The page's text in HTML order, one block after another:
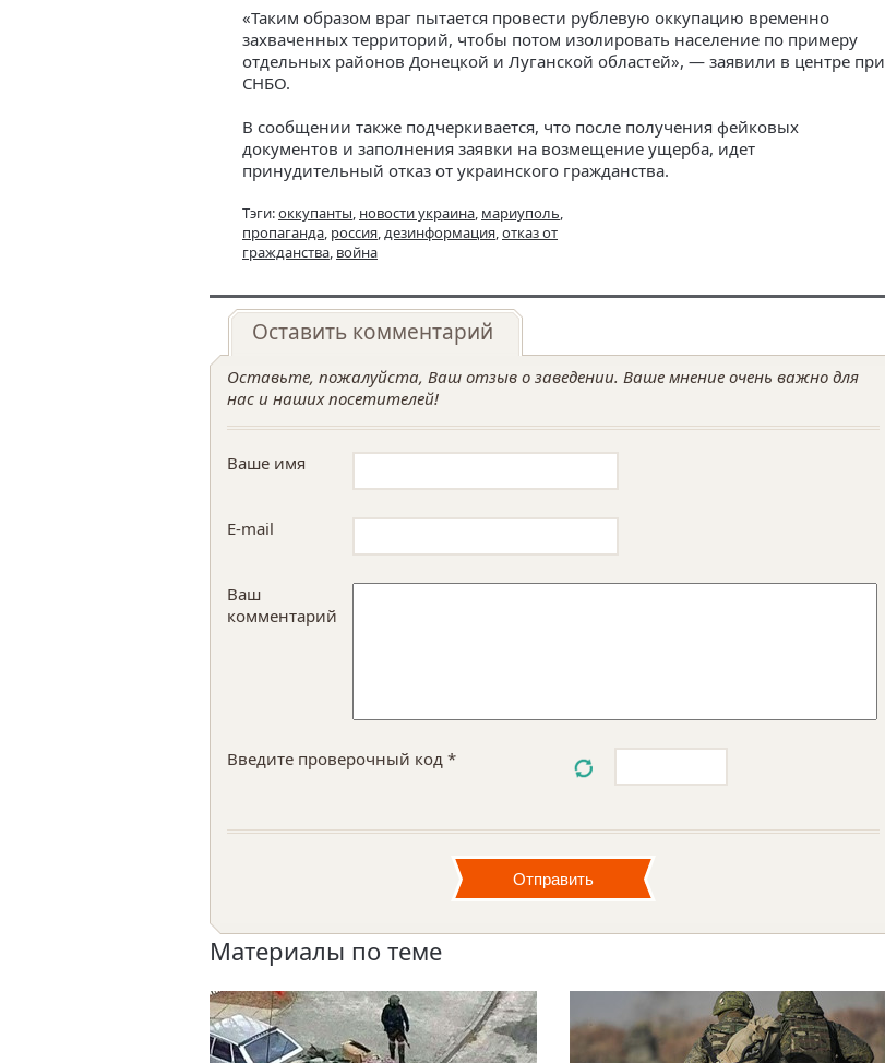
«Таким образом враг пытается провести рублевую оккупацию временно
захваченных территорий, чтобы потом изолировать население по примеру
отдельных районов Донецкой и Луганской областей», — заявили в центре при
СНБО.
В сообщении также подчеркивается, что после получения фейковых
документов и заполнения заявки на возмещение ущерба, идет
принудительный отказ от украинского гражданства.
Тэги:оккупанты, новости украина, мариуполь,
пропаганда, россия,дезинформация,отказ от
гражданства, война
Оставить комментарий
Оставьте, пожалуйста, Ваш отзыв о заведении. Ваше мнение очень важно для
нас и наших посетителей!
Ваше имя
E-mail
Ваш
комментарий
Введите проверочный код *
Материалы по теме